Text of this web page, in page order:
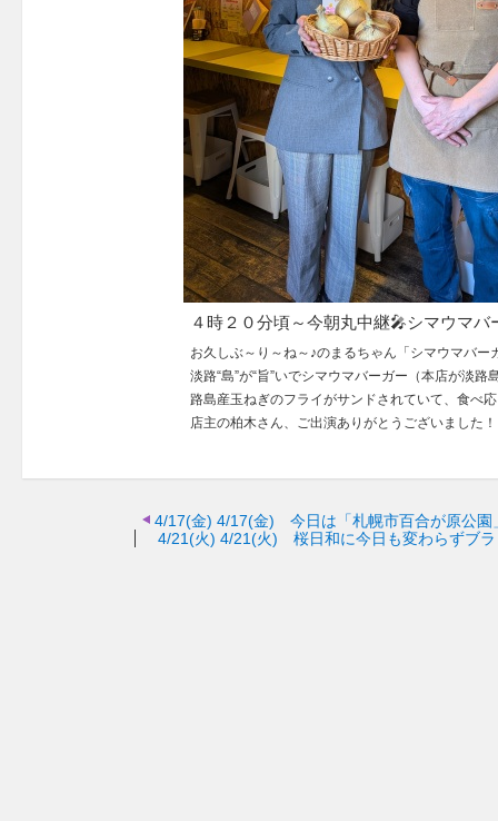
４時２０分頃～今朝丸中継🎤シマウマバ
お久しぶ～り～ね～♪のまるちゃん「シマウマバー
淡路“島”が“旨”いでシマウマバーガー（本店が淡路
路島産玉ねぎのフライがサンドされていて、食べ
店主の柏木さん、ご出演ありがとうございました！
4/17(金) 4/17(金) 今日は「札幌市百合が原公園
4/21(火) 4/21(火) 桜日和に今日も変わらずブラ